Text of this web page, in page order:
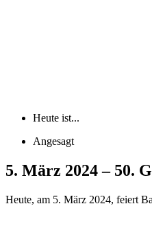
Heute ist...
Angesagt
5. März 2024 – 50.
Heute, am 5. März 2024, feiert